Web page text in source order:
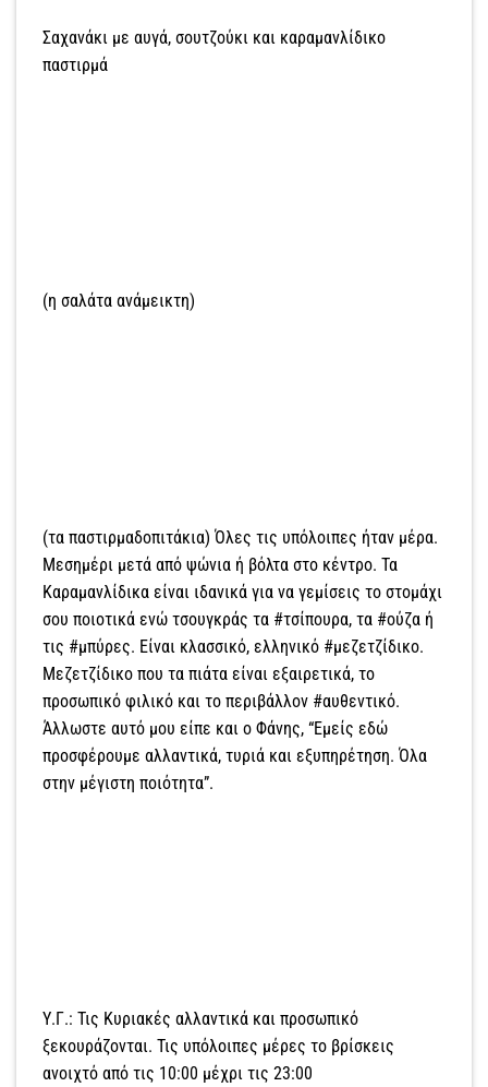
Σαχανάκι με αυγά, σουτζούκι και καραμανλίδικο
παστιρμά
(η σαλάτα ανάμεικτη)
(τα παστιρμαδοπιτάκια) Όλες τις υπόλοιπες ήταν μέρα.
Μεσημέρι μετά από ψώνια ή βόλτα στο κέντρο. Τα
Καραμανλίδικα είναι ιδανικά για να γεμίσεις το στομάχι
σου ποιοτικά ενώ τσουγκράς τα #τσίπουρα, τα #ούζα ή
τις #μπύρες. Είναι κλασσικό, ελληνικό #μεζετζίδικο.
Μεζετζίδικο που τα πιάτα είναι εξαιρετικά, το
προσωπικό φιλικό και το περιβάλλον #αυθεντικό.
Άλλωστε αυτό μου είπε και ο Φάνης, “Εμείς εδώ
προσφέρουμε αλλαντικά, τυριά και εξυπηρέτηση. Όλα
στην μέγιστη ποιότητα”.
Υ.Γ.: Τις Κυριακές αλλαντικά και προσωπικό
ξεκουράζονται. Τις υπόλοιπες μέρες το βρίσκεις
ανοιχτό από τις 10:00 μέχρι τις 23:00